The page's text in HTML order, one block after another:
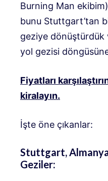
Burning Man
bunu Stuttgart’tan
geziye dönüştürdük
yol gezisi
Fiyatları
kiralayın.
İşte öne çıkanlar:
Stuttgart,
Geziler: